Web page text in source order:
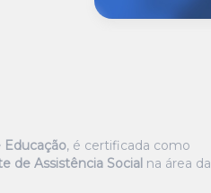
Educação, é certificada como
de Assistência Social na área da